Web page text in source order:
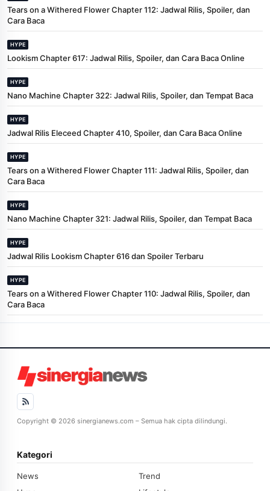
Tears on a Withered Flower Chapter 112: Jadwal Rilis, Spoiler, dan
Cara Baca
HYPE
Lookism Chapter 617: Jadwal Rilis, Spoiler, dan Cara Baca Online
HYPE
Nano Machine Chapter 322: Jadwal Rilis, Spoiler, dan Tempat Baca
HYPE
Jadwal Rilis Eleceed Chapter 410, Spoiler, dan Cara Baca Online
HYPE
Tears on a Withered Flower Chapter 111: Jadwal Rilis, Spoiler, dan
Cara Baca
HYPE
Nano Machine Chapter 321: Jadwal Rilis, Spoiler, dan Tempat Baca
HYPE
Jadwal Rilis Lookism Chapter 616 dan Spoiler Terbaru
HYPE
Tears on a Withered Flower Chapter 110: Jadwal Rilis, Spoiler, dan
Cara Baca
Copyright © 2026 sinergianews.com – Semua hak cipta dilindungi.
Kategori
News
Trend